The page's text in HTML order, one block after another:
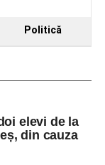
„Armonii în
Politică
elevi de la
din cauza